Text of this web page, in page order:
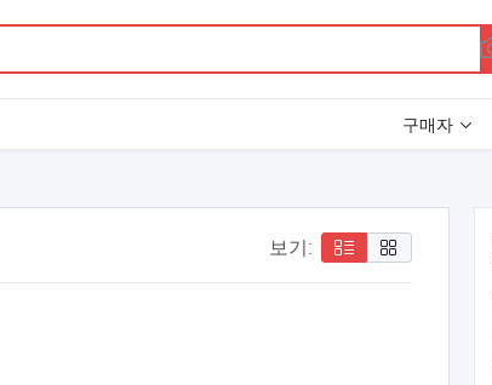
구매자
보기: